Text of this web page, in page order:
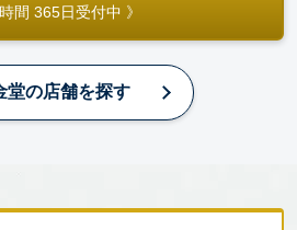
時間 365日受付中 》
堂の店舗を探す